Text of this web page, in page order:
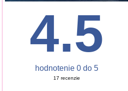
4.5
hodnotenie 0 do 5
17 recenzie